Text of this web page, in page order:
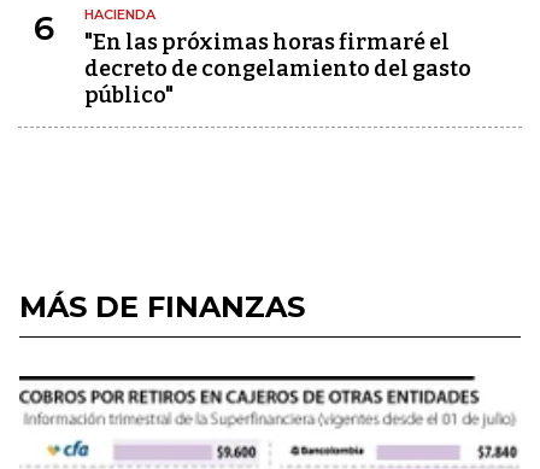
6 HACIENDA
"En las próximas horas firmaré el
decreto de congelamiento del gasto
público"
MÁS DE FINANZAS